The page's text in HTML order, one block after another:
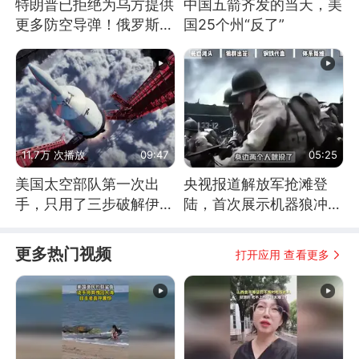
特朗普已拒绝为乌方提供
更多防空导弹！俄罗斯抓
中国五箭齐发的当天，美
国25个州“反了”
11.7万 次播放 09:47
美国太空部队第一次出
手，只用了三步破解伊朗
05:25
央视报道解放军抢滩登
陆，首次展示机器狼冲
更多热门视频 打开应用 查看更多